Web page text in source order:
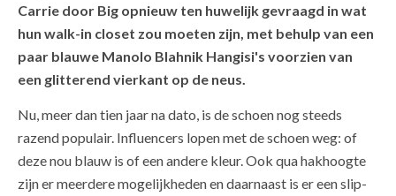
Carrie door Big opnieuw ten huwelijk gevraagd in wat
hun walk-in closet zou moeten zijn, met behulp van een
paar blauwe Manolo Blahnik Hangisi's voorzien van
een glitterend vierkant op de neus.
Nu, meer dan tien jaar na dato, is de schoen nog steeds
razend populair. Influencers lopen met de schoen weg: of
deze nou blauw is of een andere kleur. Ook qua hakhoogte
zijn er meerdere mogelijkheden en daarnaast is er een slip-